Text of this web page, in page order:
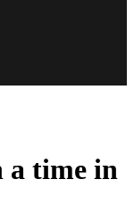
a time in